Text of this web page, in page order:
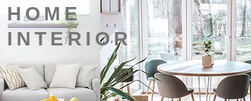
HOME
INTERIOR